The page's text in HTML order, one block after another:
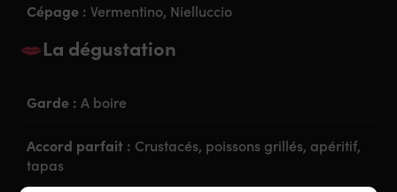
Cépage :Vermentino, Nielluccio
La dégustation
Garde :A boire
Accord parfait : Crustacés, poissons grillés, apéritif,
tapas